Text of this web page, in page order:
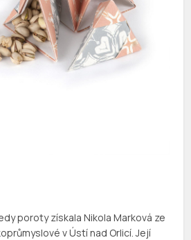
poroty získala Nikola Marková ze
v Ústí nad Orlicí. Její